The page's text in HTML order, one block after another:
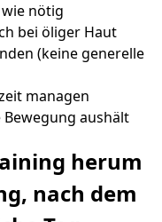
nötig
bei öliger Haut
(keine generelle
managen
aushält
herum
nach dem